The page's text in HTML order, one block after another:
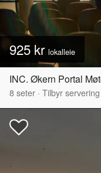
925 kr lokalleie
8seter · Tilbyr servering